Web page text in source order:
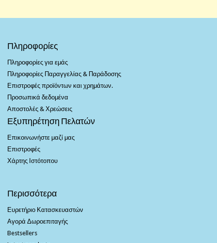
Πληροφορίες
Πληροφορίες για εμάς
Πληροφορίες Παραγγελίας & Παράδοσης
Επιστροφές προϊόντων και χρημάτων.
Προσωπικά δεδομένα
Αποστολές & Χρεώσεις
Εξυπηρέτηση Πελατών
Επικοινωνήστε μαζί μας
Επιστροφές
Χάρτης Ιστότοπου
Περισσότερα
Ευρετήριο Κατασκευαστών
Αγορά Δωροεπιταγής
Bestsellers